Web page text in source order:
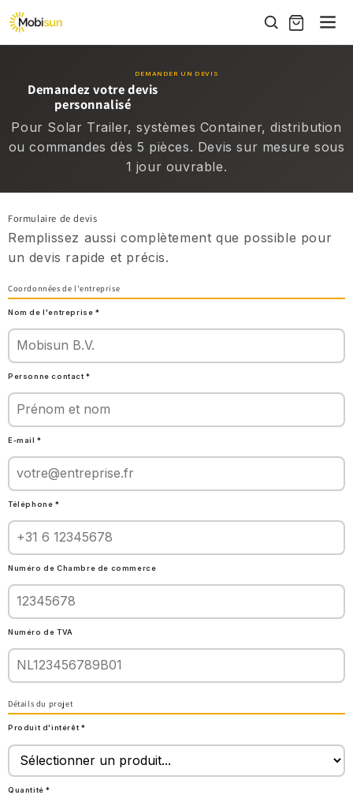
passer
au
contenu
DEMANDER UN DEVIS
Demandez votre devis
personnalisé
Pour Solar Trailer, systèmes Container, distribution
ou commandes dès 5 pièces. Devis sur mesure sous
1 jour ouvrable.
Formulaire de devis
Remplissez aussi complètement que possible pour
un devis rapide et précis.
Coordonnées de l'entreprise
Nom de l'entreprise *
Personne contact *
E-mail *
Téléphone *
Numéro de Chambre de commerce
Numéro de TVA
Détails du projet
Produit d'intérêt *
Quantité *